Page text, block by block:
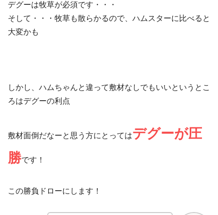
デグーは牧草が必須です・・・
そして・・・牧草も散らかるので、ハムスターに比べると
大変かも
しかし、ハムちゃんと違って敷材なしでもいいというとこ
ろはデグーの利点
敷材面倒だなーと思う方にとってはデグーが圧
勝です！
この勝負ドローにします！